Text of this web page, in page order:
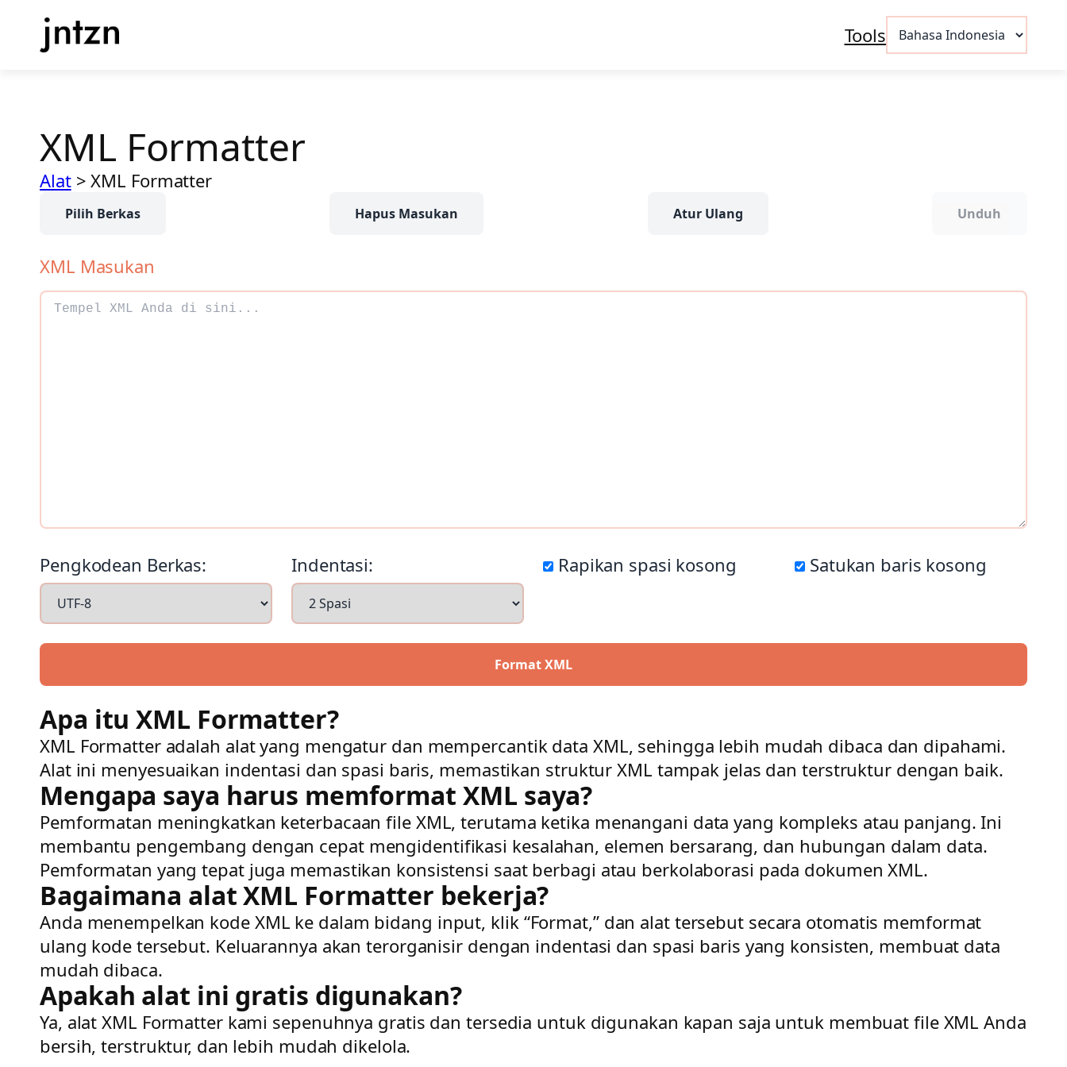
Lewati
konten
Tools Pilih
sebuah
XML Formatter
Alat>XML Formatter
Pilih Berkas Hapus Masukan Atur Ulang Unduh
XML Masukan
Pengkodean Berkas: Indentasi: Rapikan spasi kosong Satukan baris kosong
Format XML
Apa itu XML Formatter?
XML Formatter adalah alat yang mengatur dan mempercantik data XML, sehingga lebih mudah dibaca dan dipahami.
Alat ini menyesuaikan indentasi dan spasi baris, memastikan struktur XML tampak jelas dan terstruktur dengan baik.
Mengapa saya harus memformat XML saya?
Pemformatan meningkatkan keterbacaan file XML, terutama ketika menangani data yang kompleks atau panjang. Ini
membantu pengembang dengan cepat mengidentifikasi kesalahan, elemen bersarang, dan hubungan dalam data.
Pemformatan yang tepat juga memastikan konsistensi saat berbagi atau berkolaborasi pada dokumen XML.
Bagaimana alat XML Formatter bekerja?
Anda menempelkan kode XML ke dalam bidang input, klik “Format,” dan alat tersebut secara otomatis memformat
ulang kode tersebut. Keluarannya akan terorganisir dengan indentasi dan spasi baris yang konsisten, membuat data
mudah dibaca.
Apakah alat ini gratis digunakan?
Ya, alat XML Formatter kami sepenuhnya gratis dan tersedia untuk digunakan kapan saja untuk membuat file XML Anda
bersih, terstruktur, dan lebih mudah dikelola.